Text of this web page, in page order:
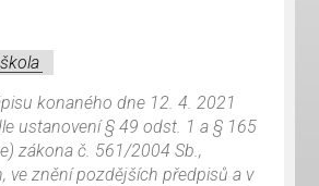
konaného dne 12. 4. 2021
ustanovení § 49 odst. 1 a § 165
zákona č. 561/2004 Sb.,
ve znění pozdějších předpisů a v